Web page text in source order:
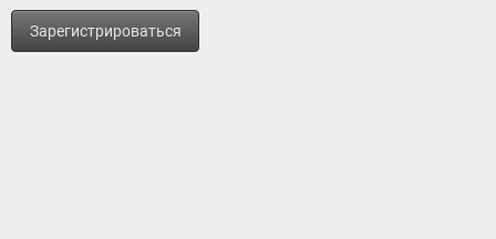
Зарегистрироваться